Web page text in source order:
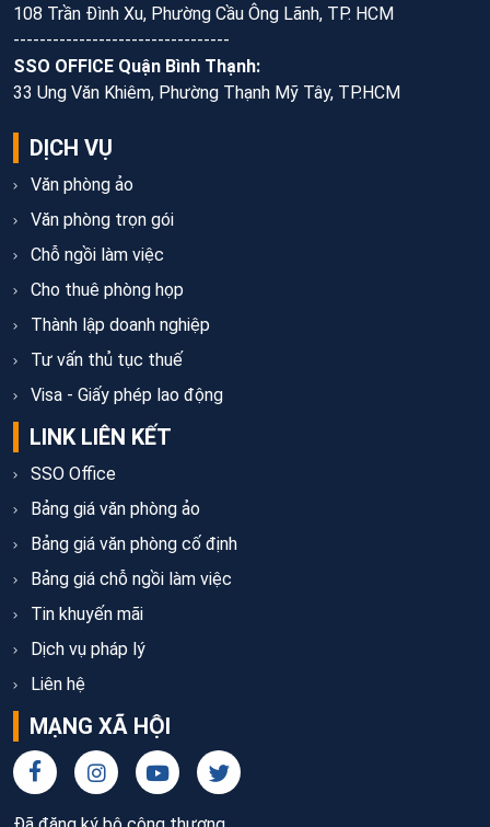
108 Trần Đình Xu, Phường Cầu Ông Lãnh, TP. HCM
---------------------------------
SSO OFFICE Quận Bình Thạnh:
33 Ung Văn Khiêm, Phường Thạnh Mỹ Tây, TP.HCM
DỊCH VỤ
Văn phòng ảo
Văn phòng trọn gói
Chỗ ngồi làm việc
Cho thuê phòng họp
Thành lập doanh nghiệp
Tư vấn thủ tục thuế
Visa - Giấy phép lao động
LINK LIÊN KẾT
SSO Office
Bảng giá văn phòng ảo
Bảng giá văn phòng cố định
Bảng giá chỗ ngồi làm việc
Tin khuyến mãi
Dịch vụ pháp lý
Liên hệ
MẠNG XÃ HỘI